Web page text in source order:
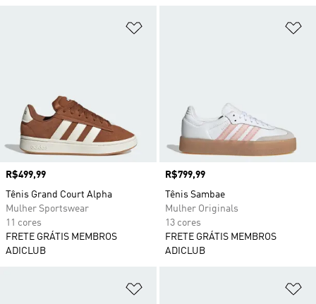
Preço
R$499,99
Tênis Grand Court Alpha
Mulher Sportswear
11 cores
FRETE GRÁTIS MEMBROS
ADICLUB
Preço
R$799,99
Tênis Sambae
Mulher Originals
13 cores
FRETE GRÁTIS MEMBROS
ADICLUB